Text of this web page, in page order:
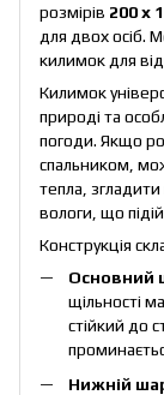
розмірів 200 x
для двох осіб.
килимок для
Килимок
природі та
погоди. Якщо
спальником,
тепла, згладити
вологи, що
Конструкція
Основний
щільності
стійкий до
Нижній